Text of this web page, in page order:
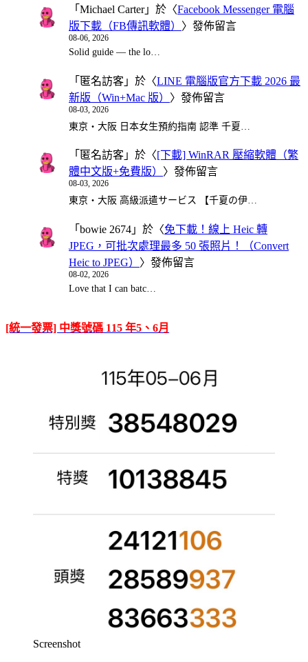
「 Michael Carter」於〈Facebook Messenger 電腦
版下載（FB傳訊軟體） 〉發佈留言
08-06, 2026
Solid guide — the lo…
「 匿名訪客 」於〈LINE 電腦版官方下載 2026 最
新版（Win+Mac 版） 〉發佈留言
08-03, 2026
東京・大阪 日本女生預約指南 認準 千夏…
「 匿名訪客 」於〈[下載] WinRAR 壓縮軟體（繁
體中文版+免費版） 〉發佈留言
08-03, 2026
東京・大阪 高級派遣サービス 【千夏の伊…
「 bowie 2674 」於〈免下載！線上 Heic 轉
JPEG，可批次處理最多 50 張照片！（Convert
Heic to JPEG） 〉發佈留言
08-02, 2026
Love that I can batc…
[統一發票] 中獎號碼 115 年5、6月
Screenshot